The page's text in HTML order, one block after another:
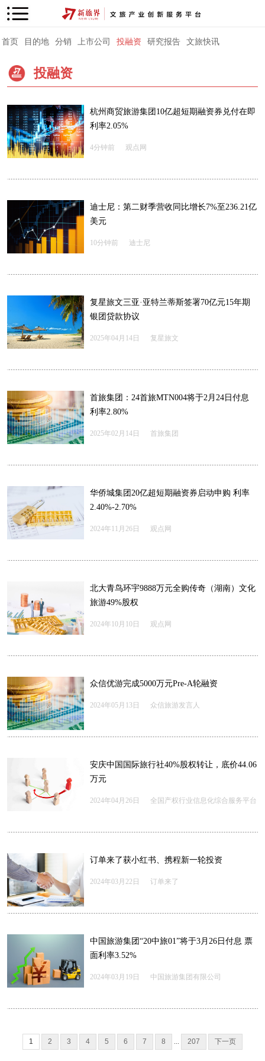
首页 目的地 分销 上市公司 投融资 研究报告 文旅快讯
投融资
杭州商贸旅游集团10亿超短期融资券兑付在即
利率2.05%
4分钟前 观点网
迪士尼：第二财季营收同比增长7%至236.21亿
美元
10分钟前 迪士尼
复星旅文三亚·亚特兰蒂斯签署70亿元15年期
银团贷款协议
2025年04月14日 复星旅文
首旅集团：24首旅MTN004将于2月24日付息
利率2.80%
2025年02月14日 首旅集团
华侨城集团20亿超短期融资券启动申购 利率
2.40%-2.70%
2024年11月26日 观点网
北大青鸟环宇9888万元全购传奇（湖南）文化
旅游49%股权
2024年10月10日 观点网
众信优游完成5000万元Pre-A轮融资
2024年05月13日 众信旅游发言人
安庆中国国际旅行社40%股权转让，底价44.06
万元
2024年04月26日 全国产权行业信息化综合服务平台
订单来了获小红书、携程新一轮投资
2024年03月22日 订单来了
中国旅游集团“20中旅01”将于3月26日付息 票
面利率3.52%
2024年03月19日 中国旅游集团有限公司
1 2 3 4 5 6 7 8 ... 207 下一页